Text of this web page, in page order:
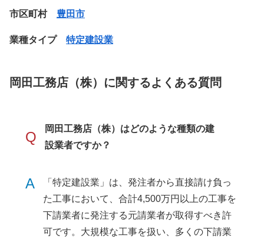
市区町村 豊田市
業種タイプ 特定建設業
岡田工務店（株）に関するよくある質問
Q
岡田工務店（株）はどのような種類の建
設業者ですか？
A
「特定建設業」は、発注者から直接請け負っ
た工事において、合計4,500万円以上の工事を
下請業者に発注する元請業者が取得すべき許
可です。大規模な工事を扱い、多くの下請業